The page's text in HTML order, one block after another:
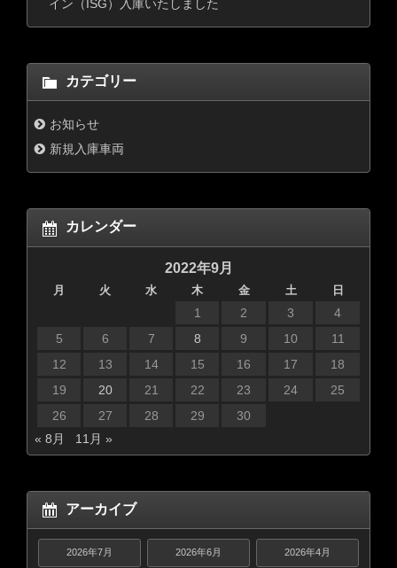
イン（ISG）入庫いたしました
カテゴリー
お知らせ
新規入庫車両
カレンダー
2022年9月
月 火 水 木 金 土 日
1 2 3
4
5
6 7 8 9 10
11
12
13 14 15 16 17
18
19
20 21 22 23 24
25
26
27 28 29
30
« 8月
11月 »
アーカイブ
2026年7月 2026年6月 2026年4月